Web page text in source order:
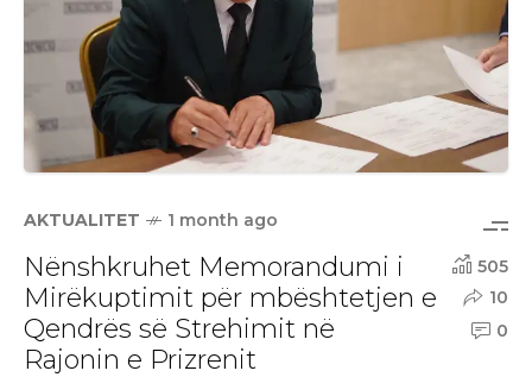
AKTUALITET 1 month ago
Nënshkruhet Memorandumi i
Mirëkuptimit për mbështetjen e
Qendrës së Strehimit në
Rajonin e Prizrenit
505
10
0